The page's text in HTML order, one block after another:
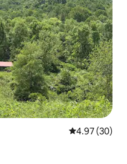
Ukadiriaji wa
4.97 (30)